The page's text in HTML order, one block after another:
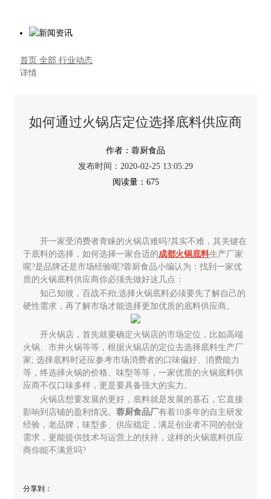
首页 全部 行业动态
详情
如何通过火锅店定位选择底料供应商
蓉厨食品
2020-02-25 13:05:29
675
开一家受消费者青睐的火锅店难吗?其实不难，其关键在
于底料的选择，如何选择一家合适的成都火锅底料生产厂家
呢?是品牌还是市场经验呢?蓉厨食品小编认为：找到一家优
质的火锅底料供应商你必须先做好这几点：
知己知彼，百战不殆;选择火锅底料必须要先了解自己的
硬性需求，再了解市场才能选择更加优质的底料供应商。
开火锅店，首先就要确定火锅店的市场定位，比如高端
火锅、市井火锅等等，根据火锅店的定位去选择底料生产厂
家; 选择底料时还应参考市场消费者的口味偏好、消费能力
等，终选择火锅的价格、味型等等，一家优质的火锅底料供
应商不仅口味多样，更是要具备强大的实力。
火锅店想要发展的更好，底料就是发展的基石，它直接
影响到店铺的盈利情况。 蓉厨食品厂有着10多年的自主研发
经验，老品牌，味型多、供应稳定，满足创业者不同的创业
需求，更能提供技术与运营上的扶持，这样的火锅底料供应
商你能不满意吗?